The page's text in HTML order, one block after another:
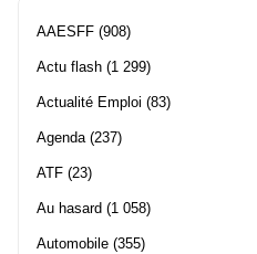
AAESFF (908)
Actu flash (1 299)
Actualité Emploi (83)
Agenda(237)
ATF (23)
Au hasard (1 058)
Automobile (355)